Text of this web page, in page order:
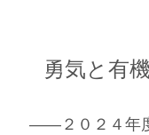
勇気と有
――２０２４年